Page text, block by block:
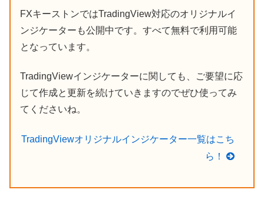
FXキーストンではTradingView対応のオリジナルイ
ンジケーターも公開中です。すべて無料で利用可能
となっています。
TradingViewインジケーターに関しても、ご要望に応
じて作成と更新を続けていきますのでぜひ使ってみ
てくださいね。
TradingViewオリジナルインジケーター一覧はこち
ら！